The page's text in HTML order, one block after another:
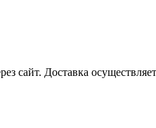
сайт. Доставка